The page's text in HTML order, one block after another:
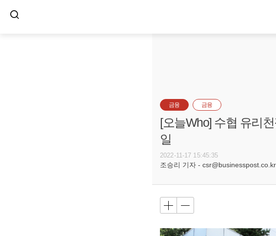
금융 금융
[오늘Who] 수협 유리
일
2022-11-17 15:45:35
조승리 기자 - csr@businesspost.co.kr